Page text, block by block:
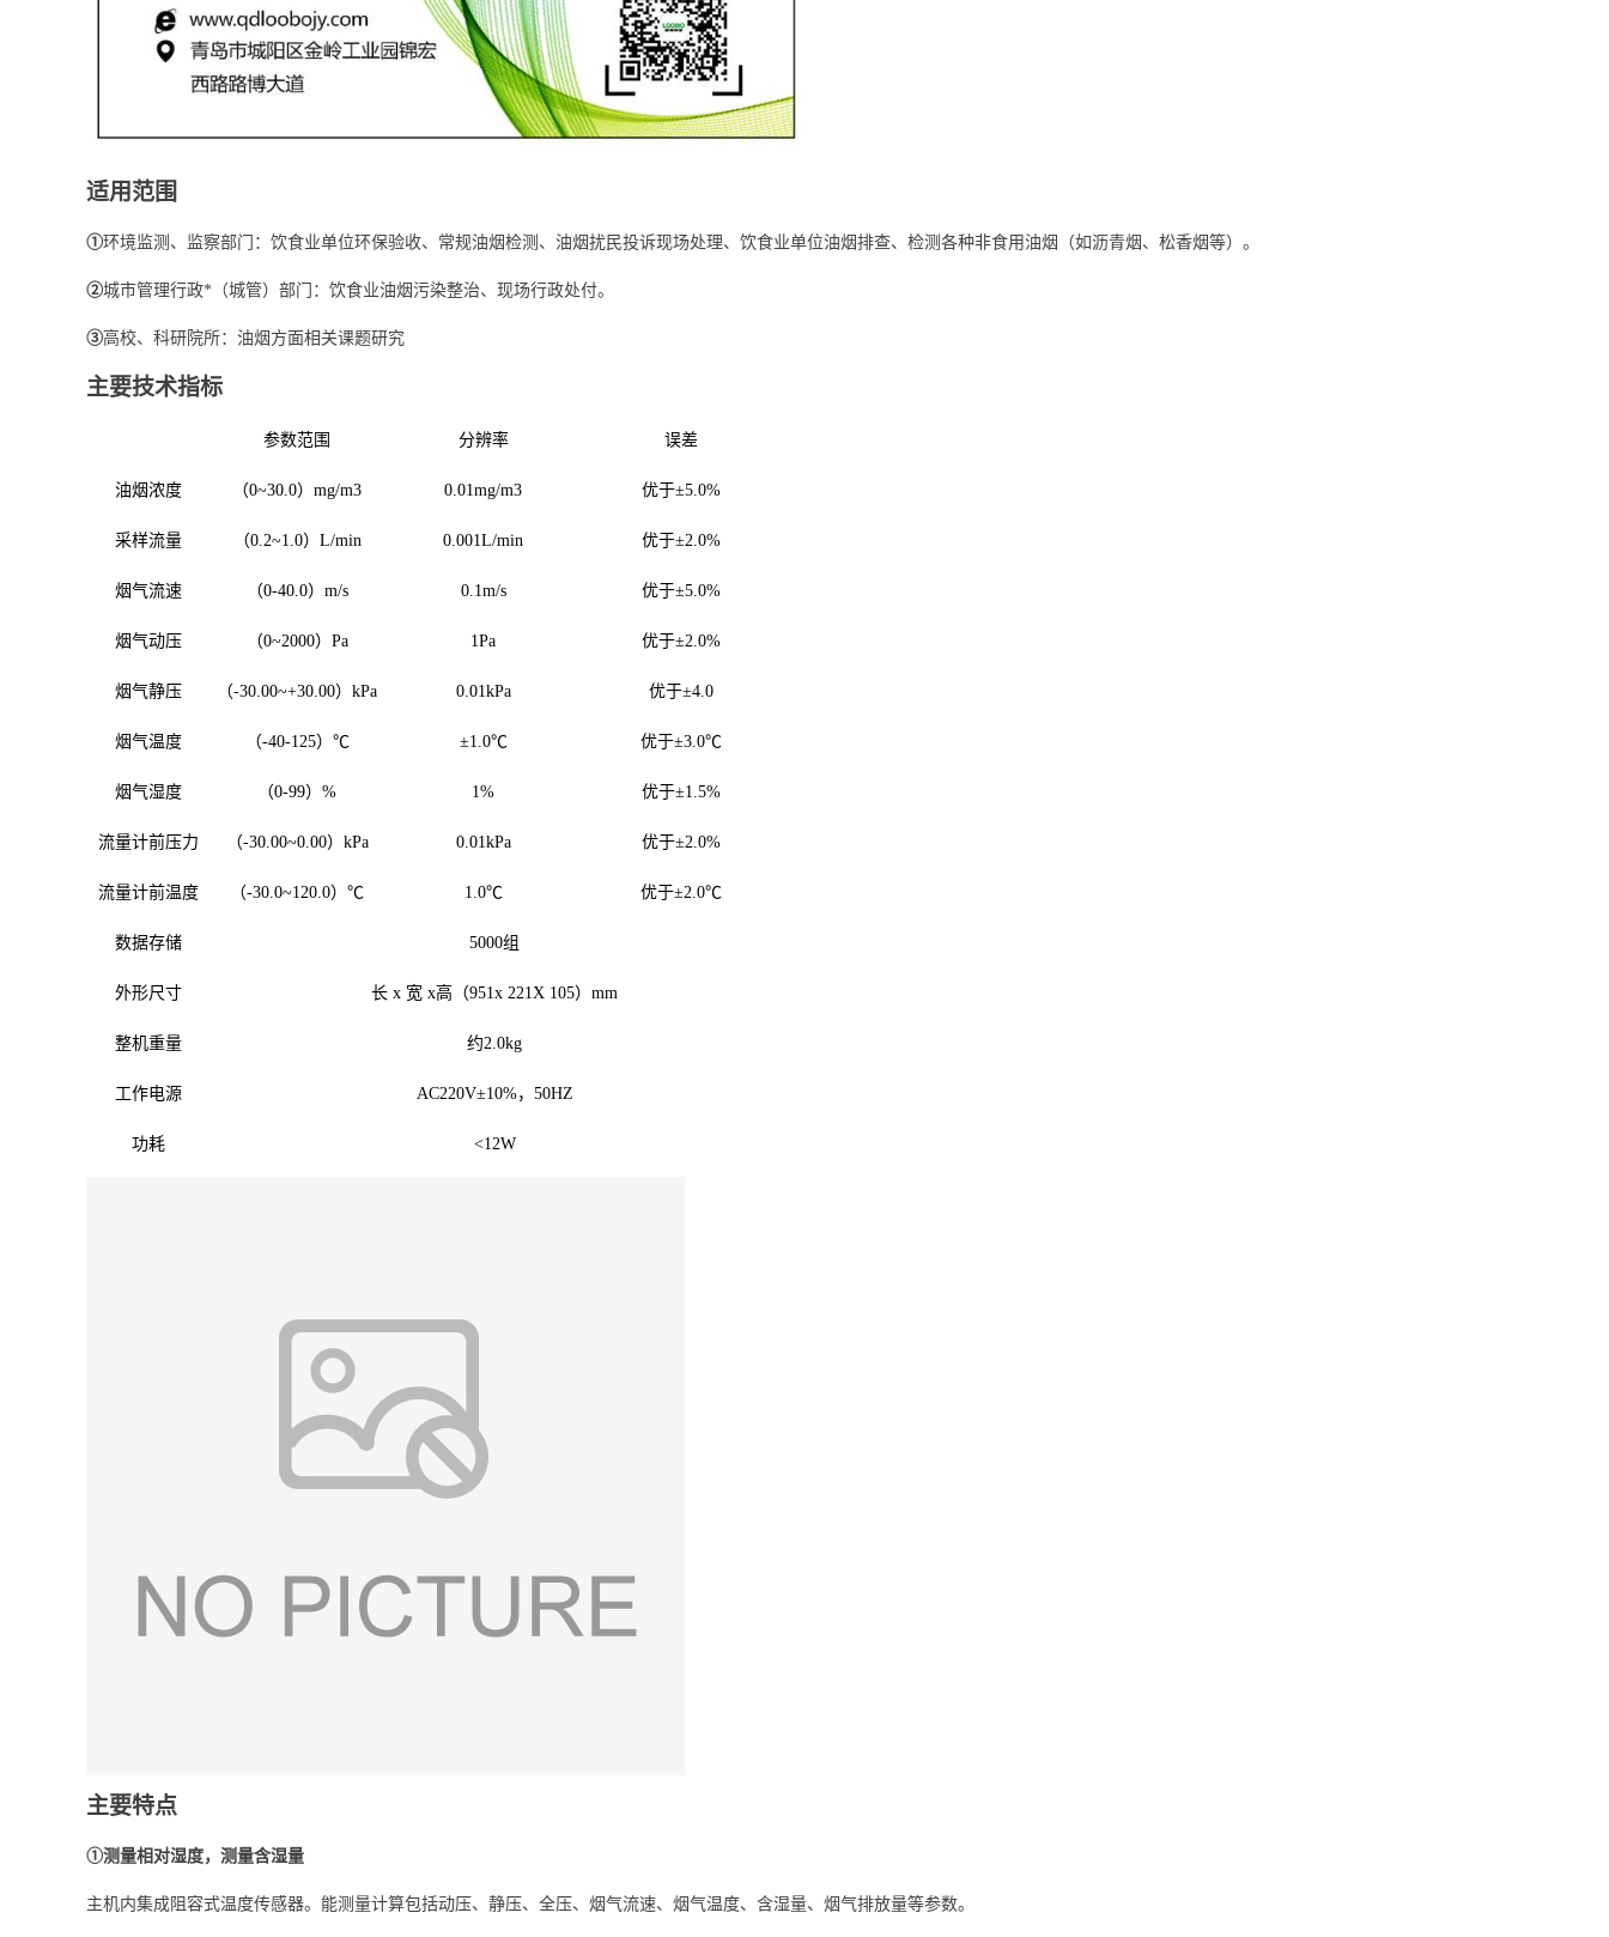
适用范围
①环境监测、监察部门：饮食业单位环保验收、常规油烟检测、油烟扰民投诉现场处理、饮食业单位油烟排查、检测各种非食用油烟（如沥青烟、松香烟等）。
②城市管理行政*（城管）部门：饮食业油烟污染整治、现场行政处付。
③高校、科研院所：油烟方面相关课题研究
主要技术指标
参数范围 分辨率 误差
油烟浓度 （0~30.0）mg/m3 0.01mg/m3 优于±5.0%
采样流量 （0.2~1.0）L/min 0.001L/min 优于±2.0%
烟气流速 （0-40.0）m/s 0.1m/s 优于±5.0%
烟气动压 （0~2000）Pa 1Pa 优于±2.0%
烟气静压 （-30.00~+30.00）kPa 0.01kPa 优于±4.0
烟气温度 （-40-125）℃ ±1.0℃ 优于±3.0℃
烟气湿度 （0-99）% 1% 优于±1.5%
流量计前压力 （-30.00~0.00）kPa 0.01kPa 优于±2.0%
流量计前温度 （-30.0~120.0）℃ 1.0℃ 优于±2.0℃
数据存储 5000组
外形尺寸 长 x 宽 x高（951x 221X 105）mm
整机重量 约2.0kg
工作电源 AC220V±10%，50HZ
功耗 <12W
主要特点
①测量相对湿度，测量含湿量
主机内集成阻容式温度传感器。能测量计算包括动压、静压、全压、烟气流速、烟气温度、含湿量、烟气排放量等参数。